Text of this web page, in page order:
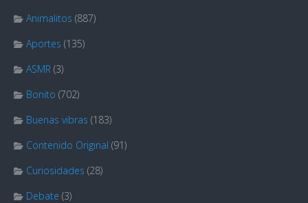
Animalitos (887)
Aportes (135)
ASMR (3)
Bonito (702)
Buenas vibras (183)
Contenido Original (91)
Curiosidades (28)
Debate (3)